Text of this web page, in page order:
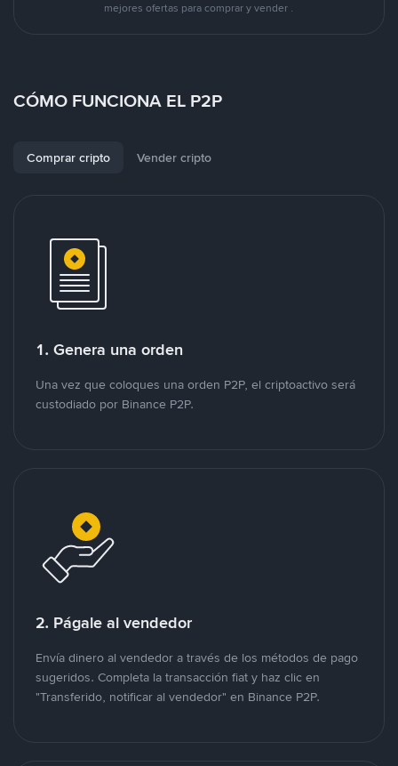
mejores ofertas para comprar y vender .
CÓMO FUNCIONA EL P2P
Comprar cripto Vender cripto
1. Genera una orden
Una vez que coloques una orden P2P, el criptoactivo será
custodiado por Binance P2P.
2. Págale al vendedor
Envía dinero al vendedor a través de los métodos de pago
sugeridos. Completa la transacción fiat y haz clic en
"Transferido, notificar al vendedor" en Binance P2P.